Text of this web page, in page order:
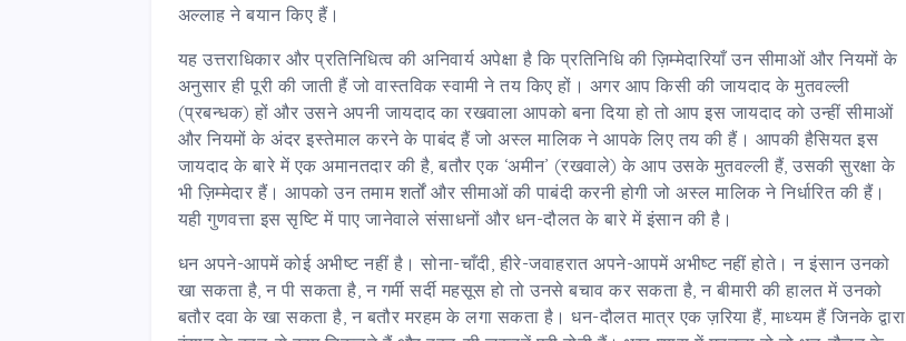
अल्लाह ने बयान किए हैं।
यह उत्तराधिकार और प्रतिनिधित्व की अनिवार्य अपेक्षा है कि प्रतिनिधि की ज़िम्मेदारियाँ उन सीमाओं और नियमों के
अनुसार ही पूरी की जाती हैं जो वास्तविक स्वामी ने तय किए हों। अगर आप किसी की जायदाद के मुतवल्ली
(प्रबन्धक) हों और उसने अपनी जायदाद का रखवाला आपको बना दिया हो तो आप इस जायदाद को उन्हीं सीमाओं
और नियमों के अंदर इस्तेमाल करने के पाबंद हैं जो अस्ल मालिक ने आपके लिए तय की हैं। आपकी हैसियत इस
जायदाद के बारे में एक अमानतदार की है, बतौर एक ‘अमीन’ (रखवाले) के आप उसके मुतवल्ली हैं, उसकी सुरक्षा के
भी ज़िम्मेदार हैं। आपको उन तमाम शर्तों और सीमाओं की पाबंदी करनी होगी जो अस्ल मालिक ने निर्धारित की हैं।
यही गुणवत्ता इस सृष्टि में पाए जानेवाले संसाधनों और धन-दौलत के बारे में इंसान की है।
धन अपने-आपमें कोई अभीष्ट नहीं है। सोना-चाँदी, हीरे-जवाहरात अपने-आपमें अभीष्ट नहीं होते। न इंसान उनको
खा सकता है, न पी सकता है, न गर्मी सर्दी महसूस हो तो उनसे बचाव कर सकता है, न बीमारी की हालत में उनको
बतौर दवा के खा सकता है, न बतौर मरहम के लगा सकता है। धन-दौलत मात्र एक ज़रिया हैं, माध्यम हैं जिनके द्वारा